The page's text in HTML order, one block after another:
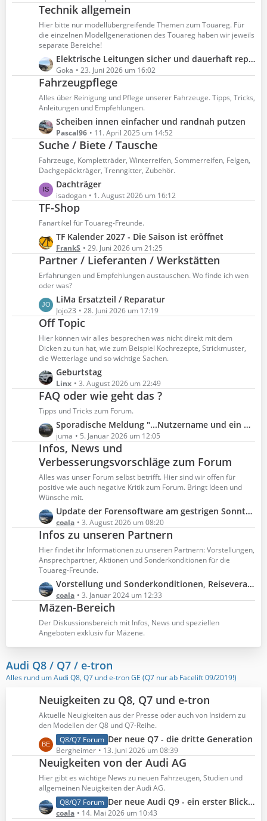
i
t
r
ä
e
t
z
t
e
B
e
i
t
r
g
e
Technik allgemein
Hier bitte nur modellübergreifende Themen zum Touareg. Für
die einzelnen Modellgenerationen des Touareg haben wir jeweils
separate Bereiche!
L
e
t
z
t
e
B
e
t
ä
g
e
Elektrische Leitungen sicher und dauerhaft reparieren bzw. erweitern
Goka 23. Juni 2026 um 16:02
Fahrzeugpflege
Alles über Reinigung und Pflege unserer Fahrzeuge. Tipps, Tricks,
Anleitungen und Empfehlungen.
L
e
t
z
t
e
B
e
t
r
ä
g
e
Scheiben innen einfacher und randnah putzen
Pascal96 11. April 2025 um 14:52
Suche / Biete / Tausche
Fahrzeuge, Kompletträder, Winterreifen, Sommerreifen, Felgen,
Dachgepäckträger, Trenngitter, Zubehör.
L
e
t
z
e
B
e
i
t
r
ä
g
e
Dachträger
isadogan 1. August 2026 um 16:12
TF-Shop
Fanartikel für Touareg-Freunde.
L
e
t
z
t
e
B
e
t
r
g
e
TF Kalender 2027 - Die Saison ist eröffnet
FrankS 29. Juni 2026 um 21:25
Partner / Lieferanten / Werkstätten
Erfahrungen und Empfehlungen austauschen. Wo finde ich wen
oder was?
L
e
t
z
t
e
B
e
i
t
ä
g
e
LiMa Ersatzteil / Reparatur
Jojo23 28. Juni 2026 um 17:19
Off Topic
Hier können wir alles besprechen was nicht direkt mit dem
Dicken zu tun hat, wie zum Beispiel Kochrezepte, Strickmuster,
die Wetterlage und so wichtige Sachen.
L
e
t
z
e
B
e
i
t
r
ä
g
e
Geburtstag
Linx 3. August 2026 um 22:49
FAQ oder wie geht das ?
Tipps und Tricks zum Forum.
L
e
t
z
t
e
B
e
i
t
ä
g
e
Sporadische Meldung "...Nutzername und ein Passwort erforderlich" beim Aufruf des Forums
juma 5. Januar 2026 um 12:05
Infos, News und
Verbesserungsvorschläge zum Forum
Alles was unser Forum selbst betrifft. Hier sind wir offen für
positive wie auch negative Kritik zum Forum. Bringt Ideen und
Wünsche mit.
L
e
t
z
t
e
B
e
i
t
r
e
Update der Forensoftware am gestrigen Sonntag, 02.08.2026
coala 3. August 2026 um 08:20
Infos zu unseren Partnern
Hier findet ihr Informationen zu unseren Partnern: Vorstellungen,
Ansprechpartner, Aktionen und Sonderkonditionen für die
Touareg-Freunde.
L
e
t
z
t
e
i
r
ä
g
e
Vorstellung und Sonderkonditionen, Reiseveranstalter experience GmbH
coala 3. Januar 2024 um 12:33
Mäzen-Bereich
Der Diskussionsbereich mit Infos, News und speziellen
Angeboten exklusiv für Mäzene.
Audi Q8 / Q7 / e-tron
Alles rund um Audi Q8, Q7 und e-tron GE (Q7 nur ab Facelift 09/2019!)
Neuigkeiten zu Q8, Q7 und e-tron
Aktuelle Neuigkeiten aus der Presse oder auch von Insidern zu
den Modellen der Q8 und Q7-Reihe.
L
e
t
z
t
e
B
Q8/Q7 Forum Der neue Q7 - die dritte Generation
Bergheimer 13. Juni 2026 um 08:39
Neuigkeiten von der Audi AG
Hier gibt es wichtige News zu neuen Fahrzeugen, Studien und
allgemeinen Neuigkeiten der Audi AG.
L
e
Q8/Q7 Forum Der neue Audi Q9 - ein erster Blick in den Innenraum
coala 14. Mai 2026 um 10:43